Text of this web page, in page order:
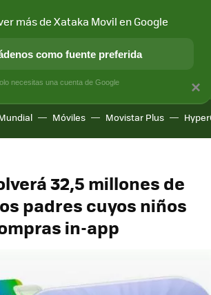
MÓVIL Y SOCIEDAD APLICACIONES
Móviles Movistar Plus
32,5 millones de
padres cuyos niños
in-app
×
más de Xataka Movil en Google
como fuente preferida
necesitas una cuenta de Google